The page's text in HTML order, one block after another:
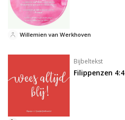
Willemien van Werkhoven
Bijbeltekst
Filippenzen 4:4